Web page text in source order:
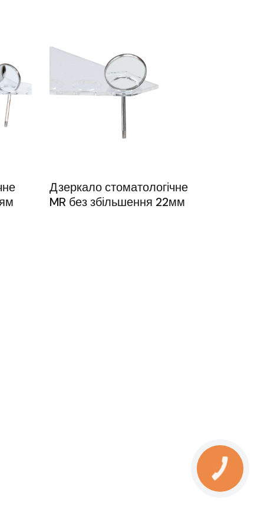
Дзеркало стоматологічне
MR без збільшення 22мм
КНОПКА
ЗВ'ЯЗКУ